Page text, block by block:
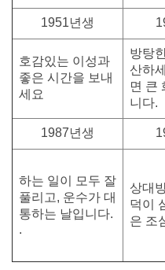
1951년생
호감있는 이성과
좋은 시간을 보내
세요
방탕
산하
면 큰
니다.
1987년생
하는 일이 모두 잘
풀리고, 운수가 대
통하는 날입니다.
.
상대
덕이
은 조